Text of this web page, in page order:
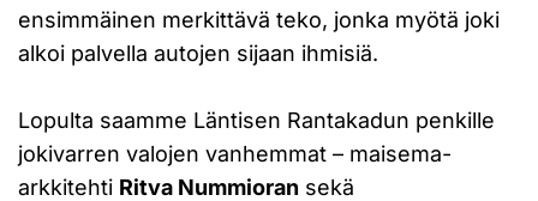
ensimmäinen merkittävä teko, jonka myötä joki
alkoi palvella autojen sijaan ihmisiä.
Lopulta saamme Läntisen Rantakadun penkille
jokivarren valojen vanhemmat – maisema-
arkkitehti Ritva Nummioran sekä